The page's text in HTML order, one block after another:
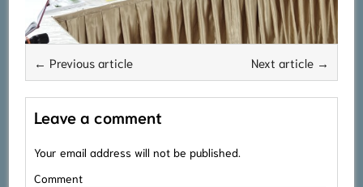
← Previous article Next article →
Leave a comment
Your email address will not be published.
Comment